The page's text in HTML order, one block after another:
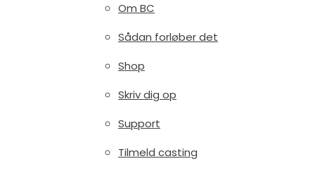
Om BC
Sådan forløber det
Shop
Skriv dig op
Support
Tilmeld casting